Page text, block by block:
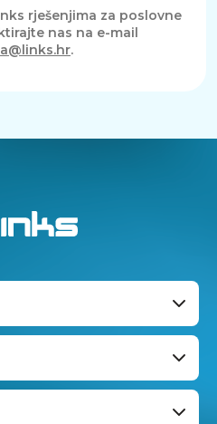
rješenjima za poslovne
nas na e-mail
.